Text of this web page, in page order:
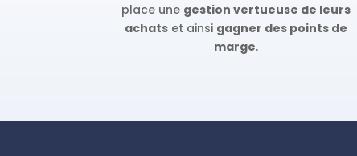
place une gestion vertueuse de leurs
achats et ainsi gagner des points de
marge.